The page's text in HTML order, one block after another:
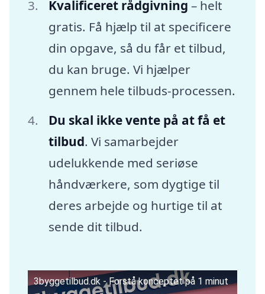
Kvalificeret rådgivning – helt
gratis. Få hjælp til at specificere
din opgave, så du får et tilbud,
du kan bruge. Vi hjælper
gennem hele tilbuds-processen.
Du skal ikke vente på at få et
tilbud. Vi samarbejder
udelukkende med seriøse
håndværkere, som dygtige til
deres arbejde og hurtige til at
sende dit tilbud.
3byggetilbud.dk - Forstå konceptet på 1 minut